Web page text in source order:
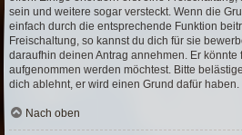
sein und weitere sogar versteckt. Wenn die
einfach durch die entsprechende Funktion
Freischaltung, so kannst du dich für sie
daraufhin deinen Antrag annehmen. Er
aufgenommen werden möchtest. Bitte
dich ablehnt, er wird einen Grund dafür haben.
Nach oben